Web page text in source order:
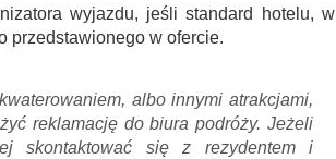
wyjazdu, jeśli standard hotelu, w
przedstawionego w ofercie.
albo innymi atrakcjami,
reklamację do biura podróży. Jeżeli
skontaktować się z rezydentem i